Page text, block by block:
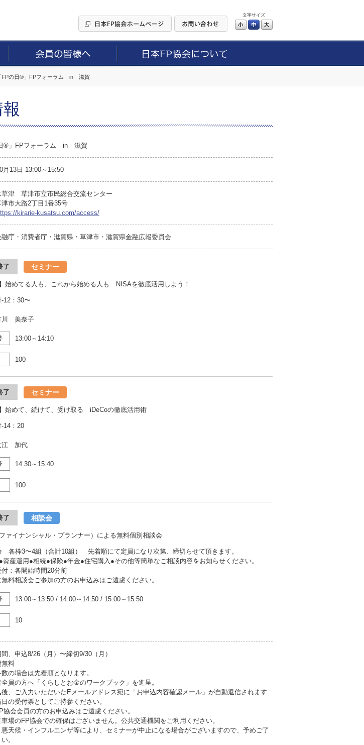
文字サイズ
小 中
FPの日®」FPフォーラム in 滋賀
日®」FPフォーラム in 滋賀
月13日 13:00～15:50
草津 草津市立市民総合交流センター
市大路2丁目1番35号
kirarie-kusatsu.com/access/
庁・消費者庁・滋賀県・草津市・滋賀県金融広報委員会
了 セミナー
めてる人も、これから始める人も NISAを徹底活用しよう！
12：30〜
川 美奈子
13:00～14:10
100
了 セミナー
めて、続けて、受け取る iDeCoの徹底活用術
14：20
江 加代
14:30～15:40
100
了 相談会
イナンシャル・プランナー）による無料個別相談会
各枠3〜4組（合計10組） 先着順にて定員になり次第、締切らせて頂きます。
資産運用●相続●保険●年金●住宅購入●その他等簡単なご相談内容をお知らせください。
：各開始時間20分前
料相談会ご参加の方のお申込みはご遠慮ください。
13:00～13:50 / 14:00～14:50 / 15:00～15:50
10
、申込8/26（月）〜締切9/30（月）
無料
の場合は先着順となります。
員の方へ「くらしとお金のワークブック」を進呈。
、ご入力いただいたEメールアドレス宛に「お申込内容確認メール」が自動返信されます
の受付票としてご持参ください。
会会員の方のお申込みはご遠慮ください。
場のFP協会での確保はございません。公共交通機関をご利用ください。
天候・インフルエンザ等により、セミナーが中止になる場合がございますので、予めご了
。